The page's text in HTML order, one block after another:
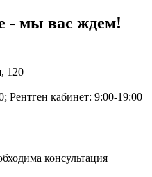
- мы вас ждем!
120
Рентген кабинет: 9:00-19:00
консультация